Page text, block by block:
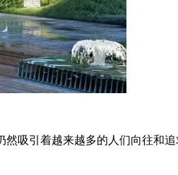
吸引着越来越多的人们向往和追